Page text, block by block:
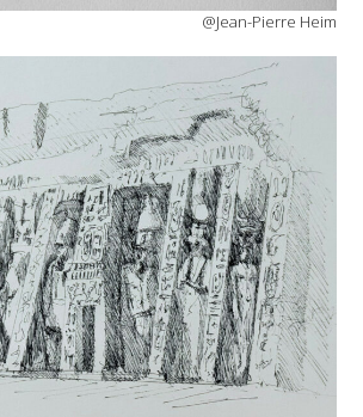
@Jean-Pierre Heim